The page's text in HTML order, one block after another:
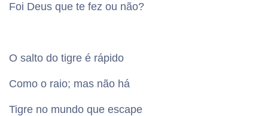
Foi Deus que te fez ou não?
O salto do tigre é rápido
Como o raio; mas não há
Tigre no mundo que escape